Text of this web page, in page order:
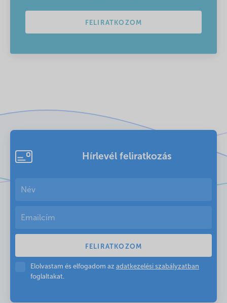
FELIRATKOZOM
Hírlevél feliratkozás
Elolvastam és elfogadom az adatkezelési szabályzatban
foglaltakat.